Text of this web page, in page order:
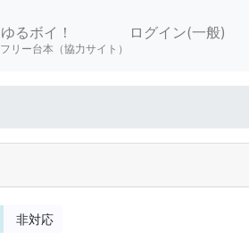
ゆるボイ！
フリー台本（協力サイト）
ログイン(一般)
非対応